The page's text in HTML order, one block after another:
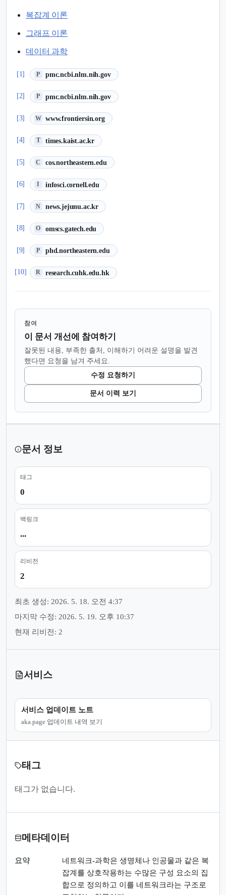
복잡계 이론
그래프 이론
데이터 과학
[1] P pmc.ncbi.nlm.nih.gov
(새 탭에서 열림)
[2] P pmc.ncbi.nlm.nih.gov
(새 탭에서 열림)
[3] W www.frontiersin.org
(새 탭에서 열림)
[4] T times.kaist.ac.kr
(새 탭에서 열림)
[5] C cos.northeastern.edu
(새 탭에서 열림)
[6] infosci.cornell.edu
(새 탭에서 열림)
[7] N news.jejunu.ac.kr
(새 탭에서 열림)
[8] O omscs.gatech.edu
(새 탭에서 열림)
[9] P phd.northeastern.edu
(새 탭에서 열림)
[10] R research.cuhk.edu.hk
(새 탭에서 열림)
참여
이 문서 개선에 참여하기
잘못된 내용, 부족한 출처, 이해하기 어려운 설명을 발견
했다면 요청을 남겨 주세요.
수정 요청하기
문서 이력 보기
문서 정보
태그
0
백링크
...
리비전
2
최초 생성: 2026. 5. 18. 오전 4:37
마지막 수정: 2026. 5. 19. 오후 10:37
현재 리비전: 2
서비스
서비스 업데이트 노트
aka.page 업데이트 내역 보기
태그
태그가 없습니다.
메타데이터
요약
네트워크-과학은 생명체나 인공물과 같은 복
잡계를 상호작용하는 수많은 구성 요소의 집
합으로 정의하고 이를 네트워크라는 구조로